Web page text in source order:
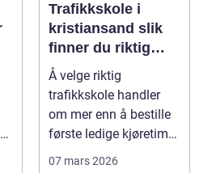
Trafikkskole i
kristiansand slik
finner du riktig
opplæring
Å velge riktig
trafikkskole handler
om mer enn å bestille
første ledige kjøretime.
For mange er føre...
07 mars 2026